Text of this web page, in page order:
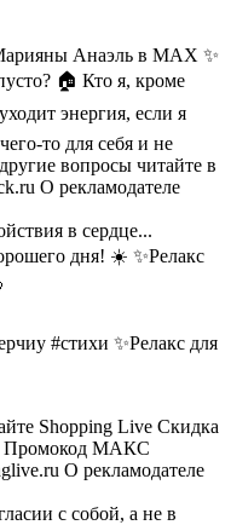
Анаэль в MAX ✨
🏠 Кто я, кроме
энергия, если я
то для себя и не
вопросы читайте в
О рекламодателе
в сердце...
дня! ☀️ ✨Релакс
#стихи ✨Релакс для
Shopping Live Скидка
Промокод МАКС
О рекламодателе
с собой, а не в